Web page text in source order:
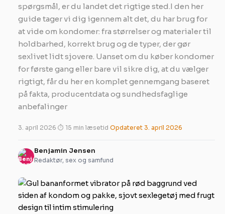
spørgsmål, er du landet det rigtige sted.I den her
guide tager vi dig igennem alt det, du har brug for
at vide om kondomer: fra størrelser og materialer til
holdbarhed, korrekt brug og de typer, der gør
sexlivet lidt sjovere. Uanset om du køber kondomer
for første gang eller bare vil sikre dig, at du vælger
rigtigt, får du her en komplet gennemgang baseret
på fakta, producentdata og sundhedsfaglige
anbefalinger
3. april 2026·⏱ 15 min læsetid·Opdateret 3. april 2026
Benjamin Jensen
Redaktør, sex og samfund